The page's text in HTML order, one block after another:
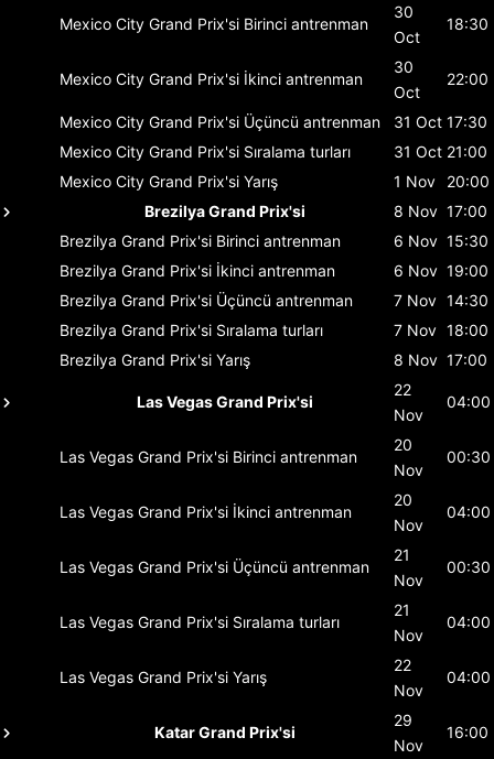
Mexico City Grand Prix'si Birinci antrenman
30
Oct
18:30
Mexico City Grand Prix'si İkinci antrenman
30
Oct
22:00
Mexico City Grand Prix'si Üçüncü antrenman 31 Oct 17:30
Mexico City Grand Prix'si Sıralama turları 31 Oct 21:00
Mexico City Grand Prix'si Yarış 1 Nov
20:00
Brezilya Grand Prix'si
8 Nov 17:00
Brezilya Grand Prix'si Birinci antrenman 6 Nov 15:30
Brezilya Grand Prix'si İkinci antrenman 6 Nov 19:00
Brezilya Grand Prix'si Üçüncü antrenman 7 Nov 14:30
Brezilya Grand Prix'si Sıralama turları 7 Nov 18:00
Brezilya Grand Prix'si Yarış 8 Nov 17:00
Las Vegas Grand Prix'si
22
Nov
04:00
Las Vegas Grand Prix'si Birinci antrenman
20
Nov
00:30
Las Vegas Grand Prix'si İkinci antrenman
20
Nov
04:00
Las Vegas Grand Prix'si Üçüncü antrenman
21
Nov
00:30
Las Vegas Grand Prix'si Sıralama turları
21
Nov
04:00
Las Vegas Grand Prix'si Yarış
22
Nov
04:00
Katar Grand Prix'si
29
Nov
16:00